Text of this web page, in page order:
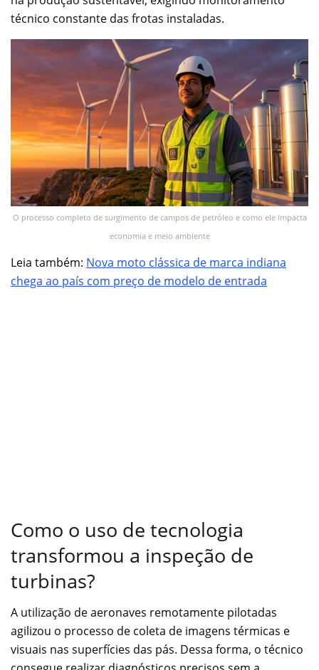
técnico constante das frotas instaladas.
O processo completo de surgimento de campos de petróleo e como ele impacta
economia e meio ambiente
Leia também: Nova moto clássica de marca indiana
chega ao país com preço de modelo de entrada
Como o uso de tecnologia
transformou a inspeção de
turbinas?
A utilização de aeronaves remotamente pilotadas
agilizou o processo de coleta de imagens térmicas e
visuais nas superfícies das pás. Dessa forma, o técnico